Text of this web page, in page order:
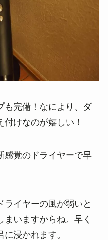
も完備！なにより、ダ
けなのが嬉しい！
感覚のドライヤーで早
ライヤーの風が弱いと
いますからね。早く
浸かれます。